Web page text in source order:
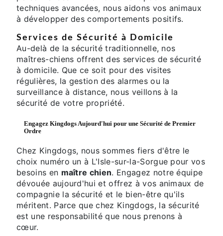
techniques avancées, nous aidons vos animaux
à développer des comportements positifs.
Services de Sécurité à Domicile
Au-delà de la sécurité traditionnelle, nos
maîtres-chiens offrent des services de sécurité
à domicile. Que ce soit pour des visites
régulières, la gestion des alarmes ou la
surveillance à distance, nous veillons à la
sécurité de votre propriété.
Engagez Kingdogs Aujourd'hui pour une Sécurité de Premier
Ordre
Chez Kingdogs, nous sommes fiers d'être le
choix numéro un à L'Isle-sur-la-Sorgue pour vos
besoins en maître chien. Engagez notre équipe
dévouée aujourd'hui et offrez à vos animaux de
compagnie la sécurité et le bien-être qu'ils
méritent. Parce que chez Kingdogs, la sécurité
est une responsabilité que nous prenons à
cœur.